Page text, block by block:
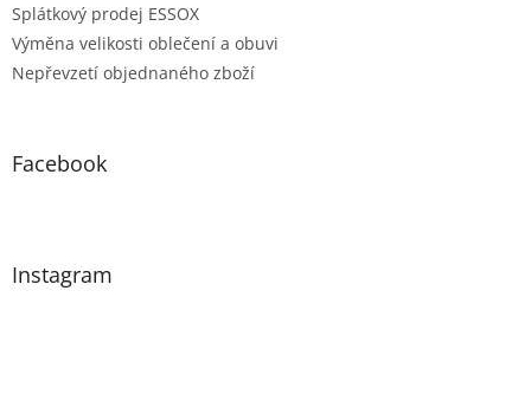
Splátkový prodej ESSOX
Výměna velikosti oblečení a obuvi
Nepřevzetí objednaného zboží
Facebook
Instagram